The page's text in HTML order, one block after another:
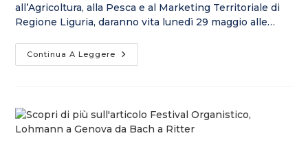
all’Agricoltura, alla Pesca e al Marketing Territoriale di
Regione Liguria, daranno vita lunedì 29 maggio alle…
Continua A Leggere